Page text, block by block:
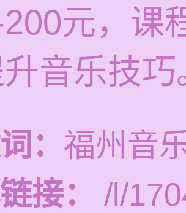
元，课
音乐技巧
： 福州音
接：
/l/